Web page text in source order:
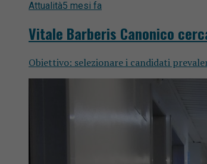
Attualità5 mesi fa
Vitale Barberis Canonico
Obiettivo: selezionare i candidati